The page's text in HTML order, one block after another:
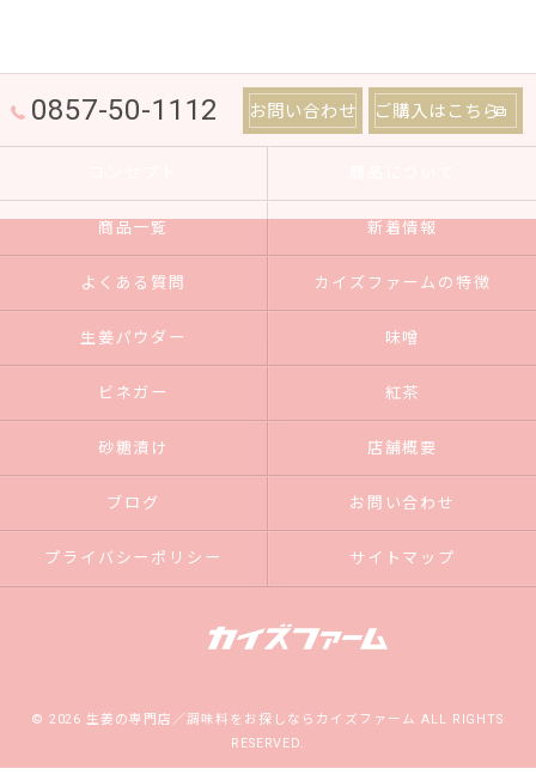
0857-50-1112 お問い合わせ ご購入はこちら
商品一覧 新着情報
よくある質問 カイズファームの特徴
生姜パウダー 味噌
ビネガー 紅茶
砂糖漬け 店舗概要
ブログ お問い合わせ
プライバシーポリシー サイトマップ
© 2026 生姜の専門店／調味料をお探しならカイズファーム ALL RIGHTS
RESERVED.